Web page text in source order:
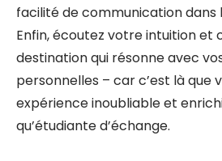
facilité de communication dans
Enfin, écoutez votre intuition et
destination qui résonne avec
personnelles – car c’est là que
expérience inoubliable et
qu’étudiante d’échange.